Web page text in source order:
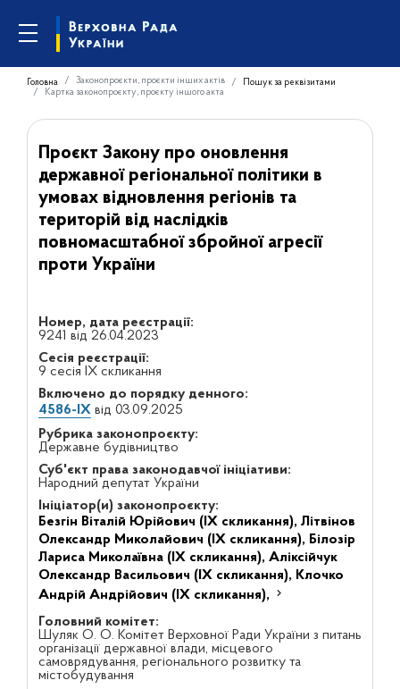
Головна Законопроєкти, проєкти інших актів
Пошук за реквізитами
Картка законопроєкту, проєкту іншого акта
Проєкт Закону про оновлення
державної регіональної політики в
умовах відновлення регіонів та
територій від наслідків
повномасштабної збройної агресії
проти України
Номер, дата реєстрації:
9241 від 26.04.2023
Сесія реєстрації:
9 сесія IX скликання
Включено до порядку денного:
4586-IXвід 03.09.2025
Рубрика законопроєкту:
Державне будівництво
Суб'єкт права законодавчої ініціативи:
Народний депутат України
Ініціатор(и) законопроєкту:
Безгін Віталій Юрійович (IX скликання), Літвінов
Олександр Миколайович (IX скликання), Білозір
Лариса Миколаївна (IX скликання), Аліксійчук
Олександр Васильович (IX скликання), Клочко
Андрій Андрійович (IX скликання),
Головний комітет:
Шуляк О. О. Комітет Верховної Ради України з питань
організації державної влади, місцевого
самоврядування, регіонального розвитку та
містобудування